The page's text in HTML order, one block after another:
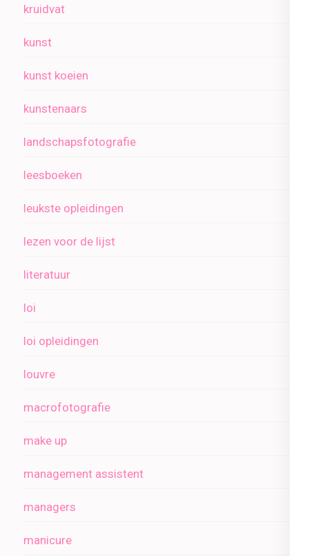
kruidvat
kunst
kunst koeien
kunstenaars
landschapsfotografie
leesboeken
leukste opleidingen
lezen voor de lijst
literatuur
loi
loi opleidingen
louvre
macrofotografie
make up
management assistent
managers
manicure